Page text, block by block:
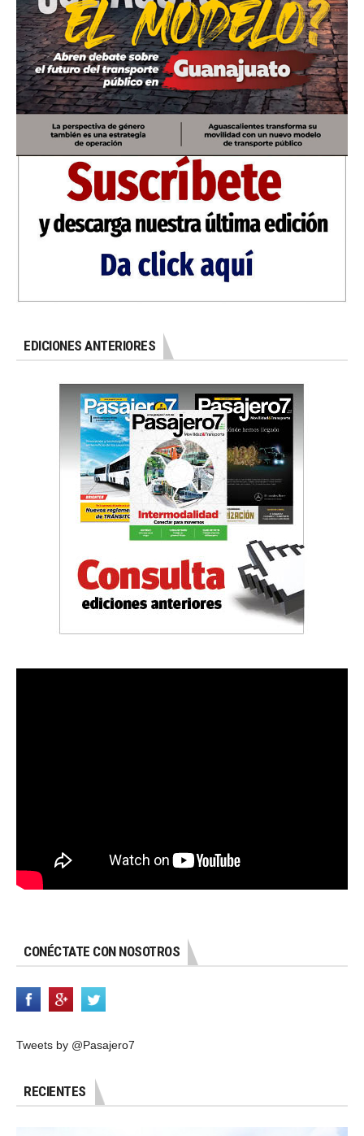
EDICIONES ANTERIORES
CONÉCTATE CON NOSOTROS
Tweets by @Pasajero7
RECIENTES